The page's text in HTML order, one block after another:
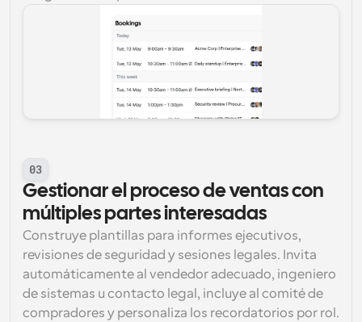
03
Gestionar el proceso de ventas con
múltiples partes interesadas
Construye plantillas para informes ejecutivos,
revisiones de seguridad y sesiones legales. Invita
automáticamente al vendedor adecuado, ingeniero
de sistemas u contacto legal, incluye al comité de
compradores y personaliza los recordatorios por rol.